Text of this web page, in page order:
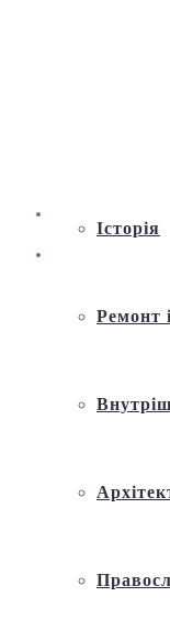
Історія
Ремонт